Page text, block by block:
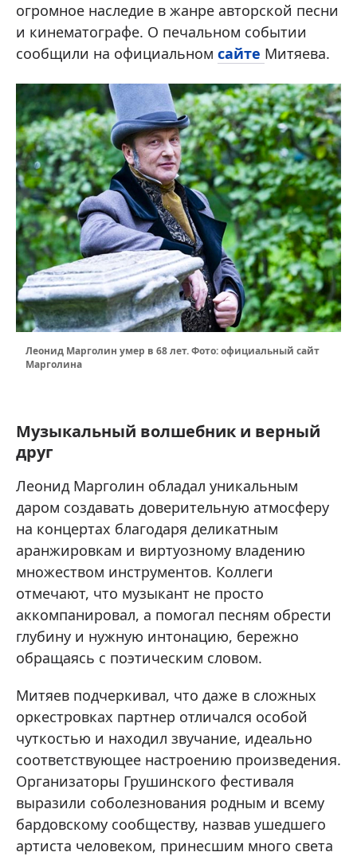
огромное наследие в жанре авторской песни
и кинематографе. О печальном событии
сообщили на официальном сайте Митяева.
Леонид Марголин умер в 68 лет. Фото: официальный сайт
Марголина
Музыкальный волшебник и верный
друг
Леонид Марголин обладал уникальным
даром создавать доверительную атмосферу
на концертах благодаря деликатным
аранжировкам и виртуозному владению
множеством инструментов. Коллеги
отмечают, что музыкант не просто
аккомпанировал, а помогал песням обрести
глубину и нужную интонацию, бережно
обращаясь с поэтическим словом.
Митяев подчеркивал, что даже в сложных
оркестровках партнер отличался особой
чуткостью и находил звучание, идеально
соответствующее настроению произведения.
Организаторы Грушинского фестиваля
выразили соболезнования родным и всему
бардовскому сообществу, назвав ушедшего
артиста человеком, принесшим много света